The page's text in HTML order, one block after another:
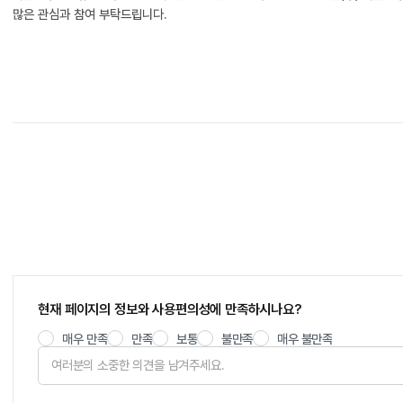
많은 관심과 참여 부탁드립니다.
현재 페이지의 정보와 사용편의성에 만족하시나요?
매우 만족 만족 보통 불만족 매우 불만족